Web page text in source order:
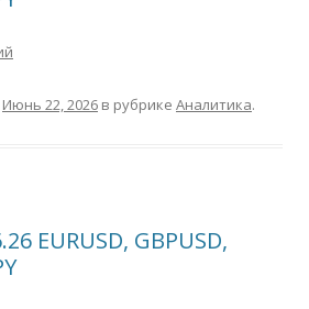
Июнь 22, 2026 в рубрике Аналитика.
EURUSD, GBPUSD,